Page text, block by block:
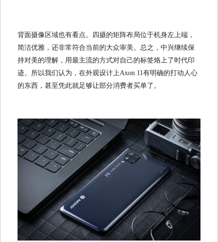
背面摄像区域也有看点。四摄的矩阵布局位于机身左上端，
简洁优雅，还非常符合当前的大众审美。总之，中兴继续保
持对美的理解，用最主流的方式对自己的标签烙上了时代印
迹。所以我们认为，在外观设计上Axon 11有明确的打动人心
的东西，甚至凭此就足够让部分消费者买单了。